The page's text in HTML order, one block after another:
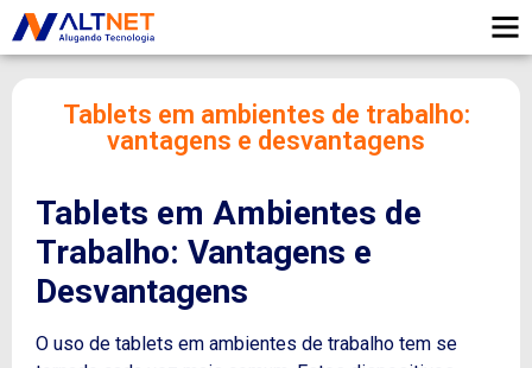
Tablets em ambientes de trabalho:
vantagens e desvantagens
Tablets em Ambientes de
Trabalho: Vantagens e
Desvantagens
O uso de tablets em ambientes de trabalho tem se